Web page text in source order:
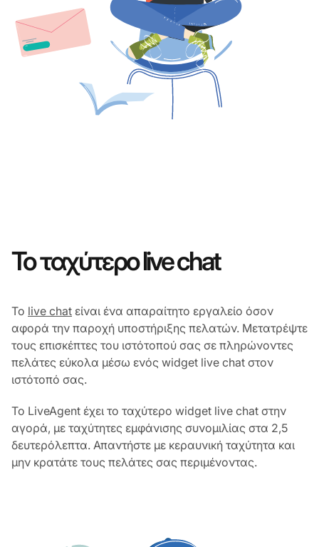
Το ταχύτερο live chat
Το live chat είναι ένα απαραίτητο εργαλείο όσον
αφορά την παροχή υποστήριξης πελατών. Μετατρέψτε
τους επισκέπτες του ιστότοπού σας σε πληρώνοντες
πελάτες εύκολα μέσω ενός widget live chat στον
ιστότοπό σας.
Το LiveAgent έχει το ταχύτερο widget live chat στην
αγορά, με ταχύτητες εμφάνισης συνομιλίας στα 2,5
δευτερόλεπτα. Απαντήστε με κεραυνική ταχύτητα και
μην κρατάτε τους πελάτες σας περιμένοντας.